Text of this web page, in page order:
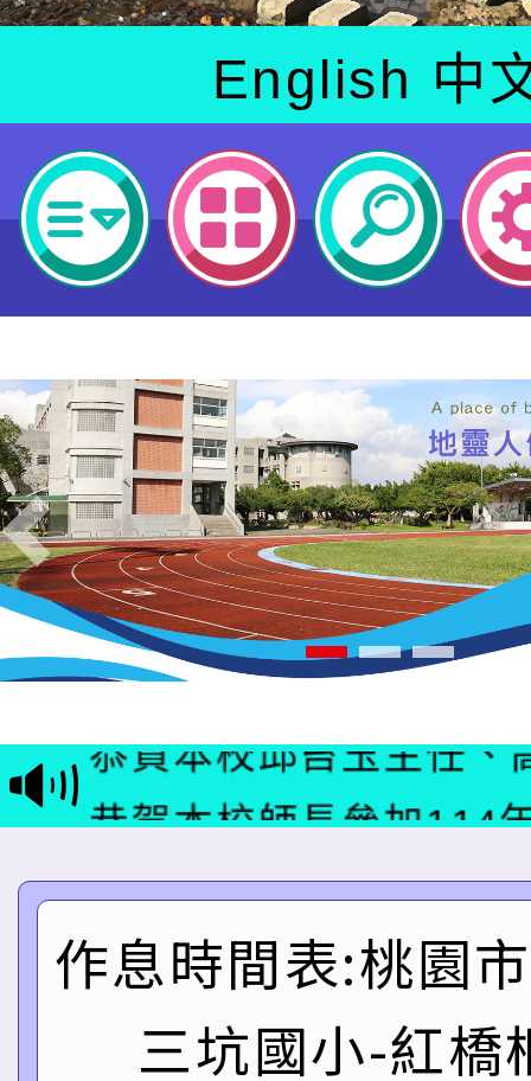
English 中
Previous
賀本校同學獲114年度
樂園網路徵文競賽：低
作(吳沛庭)、童詩創作
妍)、童詩創作組佳作
恭賀本校邱苔玉主任、
師、謝采玶老師、張美
025臺灣燈會花燈競賽
恭賀本校師長參加114
賽榮獲優良成績，幼兒
任教師組國語朗讀第一
賀 本校躲避球隊榮獲
選拔賽男女混合組殿軍
狂賀 本校參加桃園市
賀 本校六年一班林芸
作息時間表:桃園
三坑國小-紅橋